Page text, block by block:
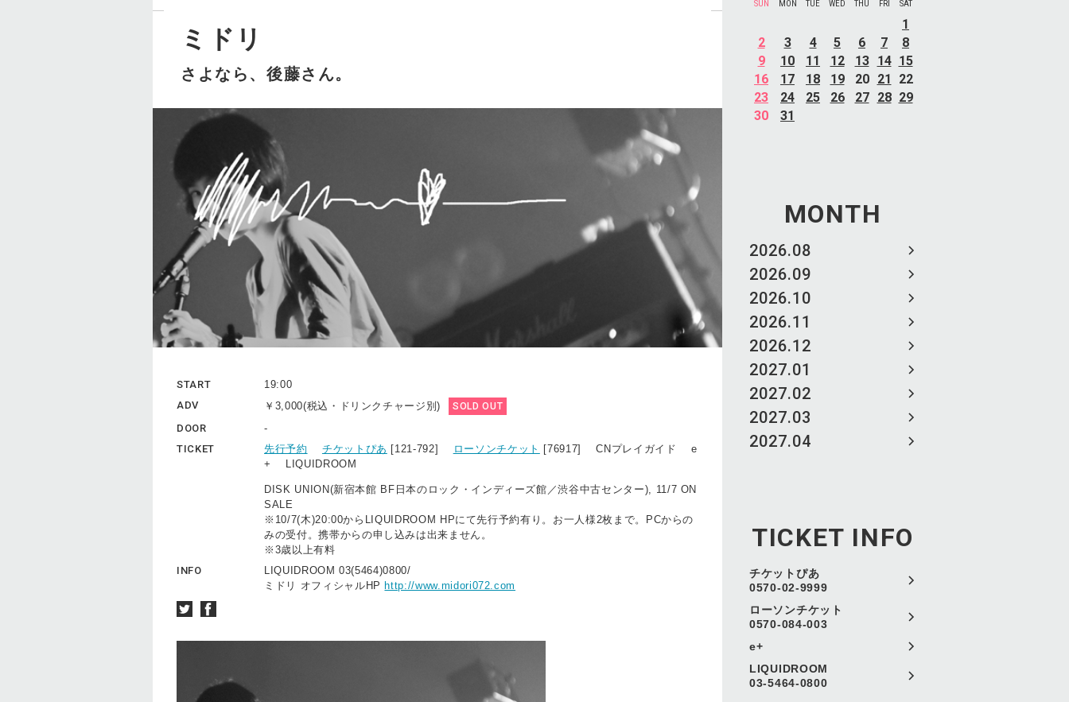
SUN MON TUE WED THU FRI SAT
1
2
3 4 5 6 7
8
9
10 11 12 13 14 15
16
17 18 19 20 21
22
23
24 25 26 27 28 29
30
31
MONTH
2026.08
2026.09
2026.10
2026.11
2026.12
2027.01
2027.02
2027.03
2027.04
TICKET INFO
チケットぴあ
0570-02-9999
ローソンチケット
0570-084-003
e+
LIQUIDROOM
03-5464-0800
ミドリ
さよなら、後藤さん。
START
19:00
ADV
￥3,000(税込・ドリンクチャージ別) SOLD OUT
DOOR
-
TICKET
先行予約 チケットぴあ [121-792] ローソンチケット
[76917] CNプレイガイド e
+ LIQUIDROOM
DISK UNION(新宿本館 BF日本のロック・インディーズ館／渋谷中古センター), 11/7 ON
SALE
※10/7(木)20:00からLIQUIDROOM HPにて先行予約有り。お一人様2枚まで。PCからの
みの受付。携帯からの申し込みは出来ません。
※3歳以上有料
INFO
LIQUIDROOM 03(5464)0800/
ミドリ オフィシャルHP http://www.midori072.com